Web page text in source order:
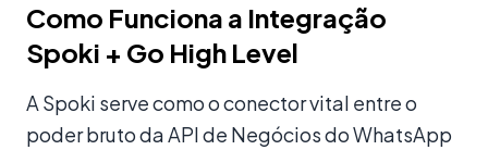
Como Funciona a Integração
Spoki + Go High Level
A Spoki serve como o conector vital entre o
poder bruto da API de Negócios do WhatsApp